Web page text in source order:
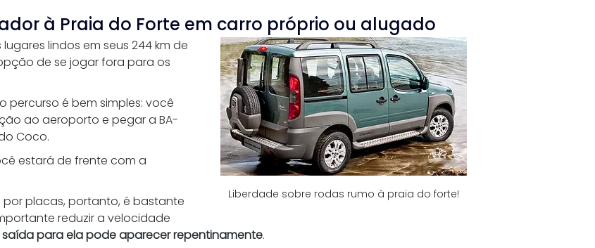
à Praia do Forte em carro próprio ou alugado
Liberdade sobre rodas rumo à praia do forte!
lindos em seus 244 km de
de se jogar fora para os
percurso é bem simples: você
ao aeroporto e pegar a BA-
Coco.
estará de frente com a
por placas, portanto, é bastante
reduzir a velocidade
para ela pode aparecer repentinamente.